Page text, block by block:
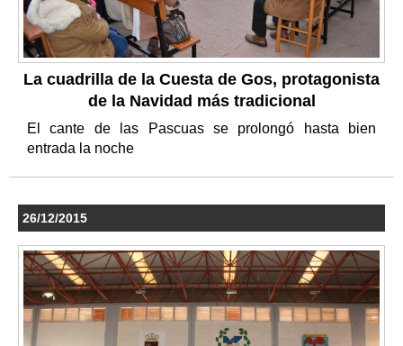
La cuadrilla de la Cuesta de Gos, protagonista
de la Navidad más tradicional
El cante de las Pascuas se prolongó hasta bien
entrada la noche
26/12/2015